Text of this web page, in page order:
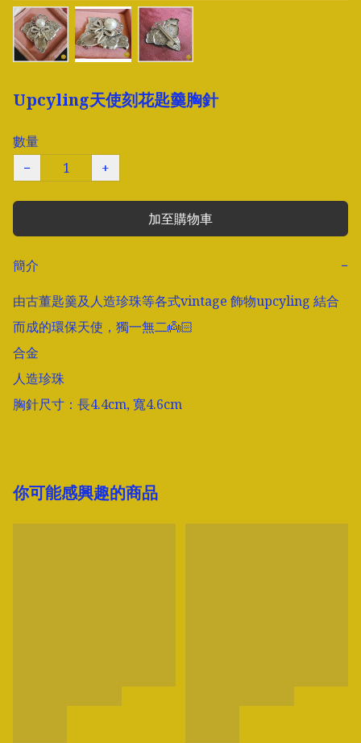
Upcyling天使刻花匙羹胸針
數量
−
+
加至購物車
簡介
−
由古董匙羹及人造珍珠等各式vintage 飾物upcyling 結合
而成的環保天使，獨一無二👼🏻
合金
人造珍珠
胸針尺寸：長4.4cm, 寬4.6cm
你可能感興趣的商品